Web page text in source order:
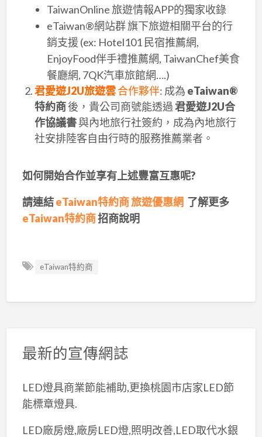
TaiwanOnline 旅遊情報APP的獨家收錄
eTaiwan®網站群 旗下旅遊相關平台的行
銷支援 (ex: Hotel101 民宿推薦網,
EnjoyFood伴手禮推薦網, TaiwanChef美食
餐廳網, 7QK汽車旅館網….)
君愛遊J2U旅遊雲合作夥伴: 成為 eTaiwan®
特約商後，貴公司商號能透過君愛遊J2U合
作協議書與內地旅行社簽約，成為內地旅行
社安排陸客自由行時的服務推薦業者。
如何開始合作並享有上述豐富互惠呢?
請連結eTaiwan特約商 旅遊優惠網 了解更多
eTaiwan特約商招商說明
eTaiwan特約商
最新的宣傳網誌
LED燈具商業節能補助,更換桃園市店家LED節
能標章燈具.
LED廠房燈,廠房LED燈,照明改善,LED取代水銀